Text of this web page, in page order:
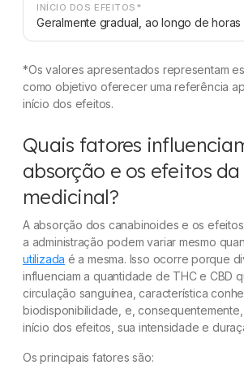
INÍCIO DOS EFEITOS*
Geralmente gradual, ao longo de horas
*Os valores apresentados representam
como objetivo oferecer uma referência
início dos efeitos.
Quais fatores
absorção e os efeitos
medicinal?
A absorção dos canabinoides e os
a administração podem variar mesmo
utilizada é a mesma. Isso ocorre porque
influenciam a quantidade de THC e CBD
circulação sanguínea, característica
biodisponibilidade, e,
início dos efeitos, sua intensidade e
Os principais fatores são: